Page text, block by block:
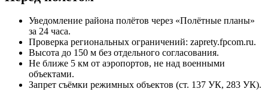
Уведомление района полётов через «Полётные планы»
за 24 часа.
Проверка региональных ограничений: zaprety.fpcom.ru.
Высота до 150 м без отдельного согласования.
Не ближе 5 км от аэропортов, не над военными
объектами.
Запрет съёмки режимных объектов (ст. 137 УК, 283 УК).